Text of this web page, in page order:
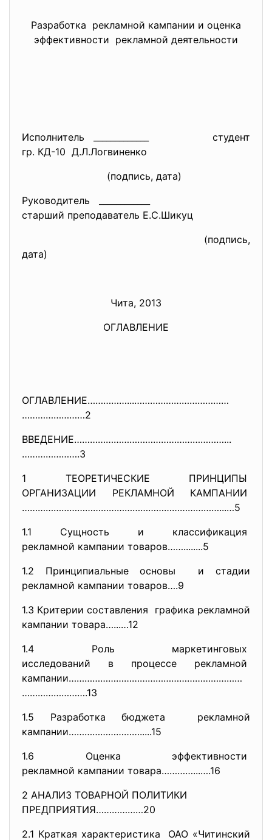
Разработка рекламной кампании и оценка
эффективности рекламной деятельности
Исполнитель _____________
студент
гр. КД-10 Д.Л.Логвиненко
(подпись, дата)
Руководитель ____________
старший преподаватель Е.С.Шикуц
(подпись,
дата)
Чита, 2013
ОГЛАВЛЕНИЕ
ОГЛАВЛЕНИЕ……………...………………………………
……………………2
ВВЕДЕНИЕ…………………………………………………...
………………….3
1 ТЕОРЕТИЧЕСКИЕ ПРИНЦИПЫ
ОРГАНИЗАЦИИ РЕКЛАМНОЙ КАМПАНИИ
…………………………………………………………………...…5
1.1 Сущность и классификация
рекламной кампании товаров……........5
1.2 Принципиальные основы и стадии
рекламной кампании товаров….9
1.3 Критерии составления графика рекламной
кампании товара…...…12
1.4 Роль маркетинговых
исследований в процессе рекламной
кампании…………………………………………………………
…………………….13
1.5 Разработка бюджета рекламной
кампании……………………….....15
1.6 Оценка эффективности
рекламной кампании товара…………...….16
2 АНАЛИЗ ТОВАРНОЙ ПОЛИТИКИ
ПРЕДПРИЯТИЯ………………20
2.1 Краткая характеристика ОАО «Читинский